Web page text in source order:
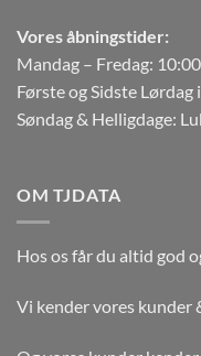
Vores åbningstider:
Mandag – Fredag:
Første og Sidste
Søndag & Helligdage:
OM TJDATA
Hos os får du altid god
Vi kender vores kunder